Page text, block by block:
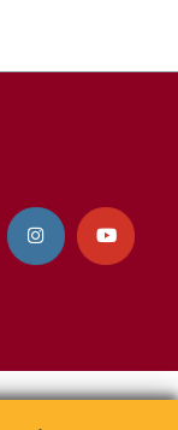
 